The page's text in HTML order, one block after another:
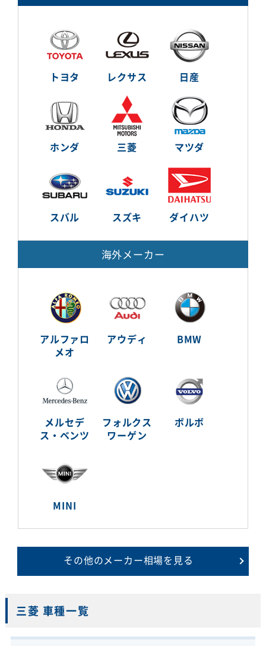
トヨタ レクサス 日産
ホンダ 三菱 マツダ
スバル スズキ ダイハツ
海外メーカー
アルファロ
メオ
アウディ BMW
メルセデ
ス・ベンツ
フォルクス
ワーゲン
ボルボ
MINI
その他のメーカー相場を見る
三菱 車種一覧